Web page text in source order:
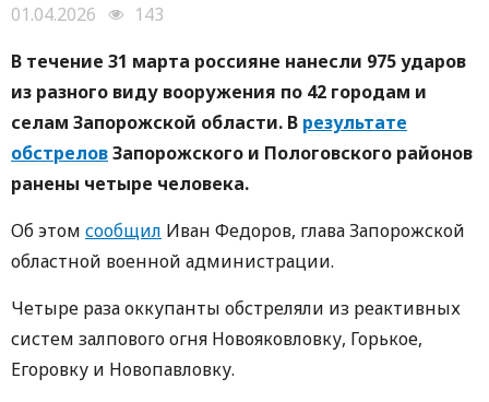
01.04.2026
143
В течение 31 марта россияне нанесли 975 ударов
из разного виду вооружения по 42 городам и
селам Запорожской области. В результате
обстреловЗапорожского и Пологовского районов
ранены четыре человека.
Об этом сообщил Иван Федоров, глава Запорожской
областной военной администрации.
Четыре раза оккупанты обстреляли из реактивных
систем залпового огня Новояковловку, Горькое,
Егоровку и Новопавловку.